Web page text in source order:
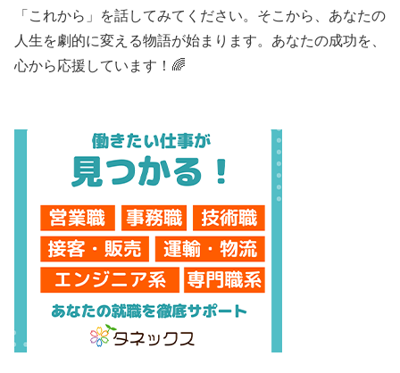
「これから」を話してみてください。そこから、あなたの
人生を劇的に変える物語が始まります。あなたの成功を、
心から応援しています！🌈